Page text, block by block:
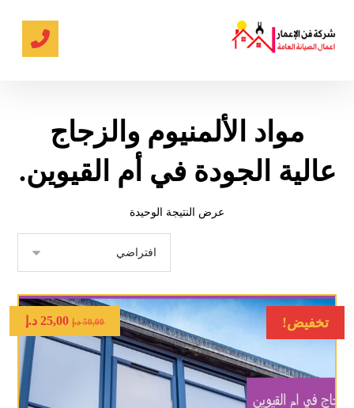
مواد الألمنيوم والزجاج
عالية الجودة في أم القيوين.
عرض النتيجة الوحيدة
تخفيض! 50,00 د.إ 25,00 د.إ